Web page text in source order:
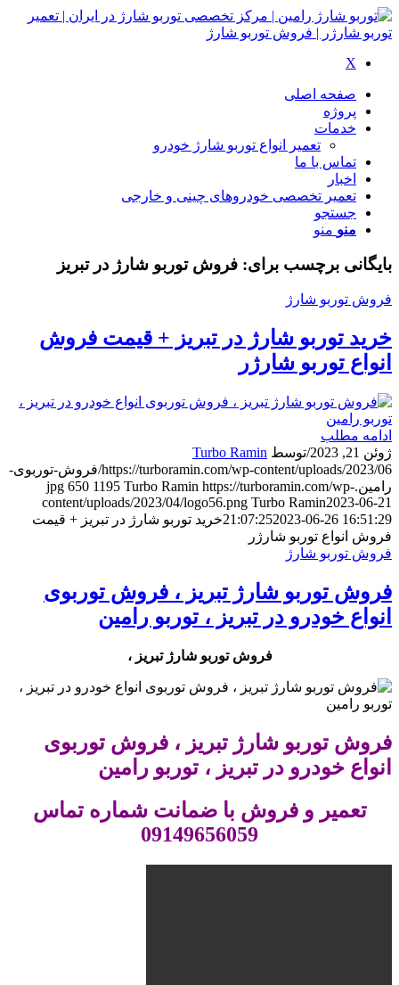
X
صفحه اصلی
پروژه
خدمات
تعمیر انواع توربو شارژ خودرو
تماس با ما
اخبار
تعمیر تخصصی خودروهای چینی و خارجی
جستجو
منو منو
بایگانی برچسب برای: فروش توربو شارژ در تبریز
فروش توربو شارژ
خرید توربو شارژ در تبریز + قیمت فروش
انواع توربو شارژر
ادامه مطلب
ژوئن 21, 2023
/توسط Turbo Ramin
https://turboramin.com/wp-content/uploads/2023/06/فروش-توربوی-
رامین.jpg
650 1195 Turbo Ramin https://turboramin.com/wp-
content/uploads/2023/04/logo56.png Turbo Ramin2023-06-21
21:07:252023-06-26 16:51:29
خرید توربو شارژ در تبریز + قیمت
فروش انواع توربو شارژر
فروش توربو شارژ
فروش توربو شارژ تبریز ، فروش توربوی
انواع خودرو در تبریز ، توربو رامین
فروش توربو شارژ تبریز ،
فروش توربو شارژ تبریز ، فروش توربوی
انواع خودرو در تبریز ، توربو رامین
تعمیر و فروش با ضمانت شماره تماس
09149656059